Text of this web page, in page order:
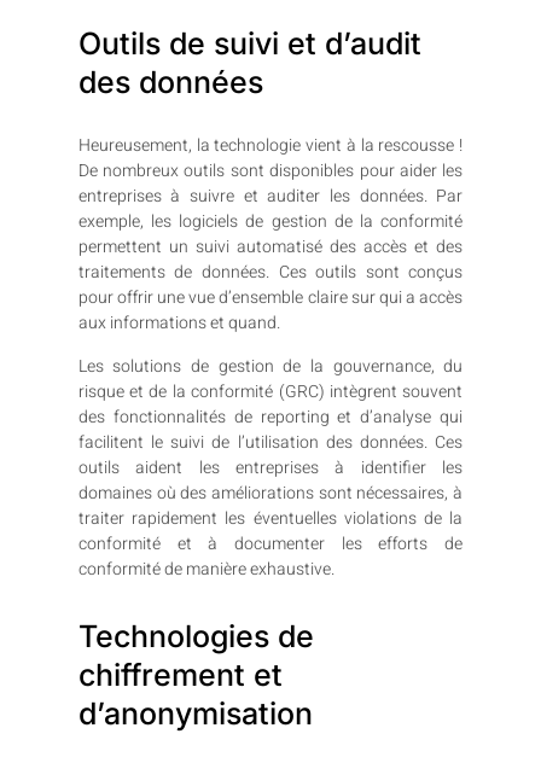
Outils de suivi et d’audit
des données
Heureusement, la technologie vient à la rescousse !
De nombreux outils sont disponibles pour aider les
entreprises à suivre et auditer les données. Par
exemple, les logiciels de gestion de la conformité
permettent un suivi automatisé des accès et des
traitements de données. Ces outils sont conçus
pour offrir une vue d’ensemble claire sur qui a accès
aux informations et quand.
Les solutions de gestion de la gouvernance, du
risque et de la conformité (GRC) intègrent souvent
des fonctionnalités de reporting et d’analyse qui
facilitent le suivi de l’utilisation des données. Ces
outils aident les entreprises à identifier les
domaines où des améliorations sont nécessaires, à
traiter rapidement les éventuelles violations de la
conformité et à documenter les efforts de
conformité de manière exhaustive.
Technologies de
chiffrement et
d’anonymisation